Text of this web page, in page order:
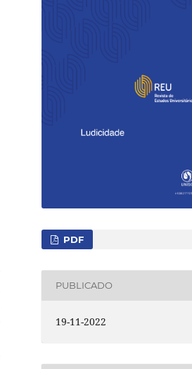
PDF
PUBLICADO
19-11-2022